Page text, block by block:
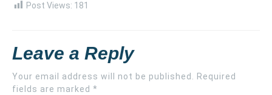
Post Views: 181
Leave a Reply
Your email address will not be published. Required
fields are marked *